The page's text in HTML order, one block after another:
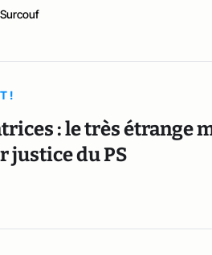
!
: le très étrange
du PS